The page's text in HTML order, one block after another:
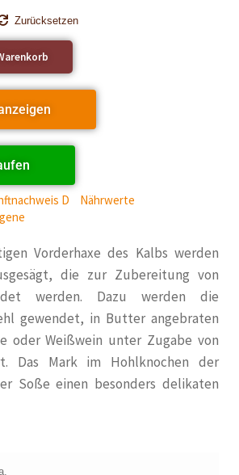
Zurücksetzen
D
Nährwerte
Vorderhaxe des Kalbs werden
die zur Zubereitung von
werden. Dazu werden die
gewendet, in Butter angebraten
oder Weißwein unter Zugabe von
Das Mark im Hohlknochen der
Soße einen besonders delikaten